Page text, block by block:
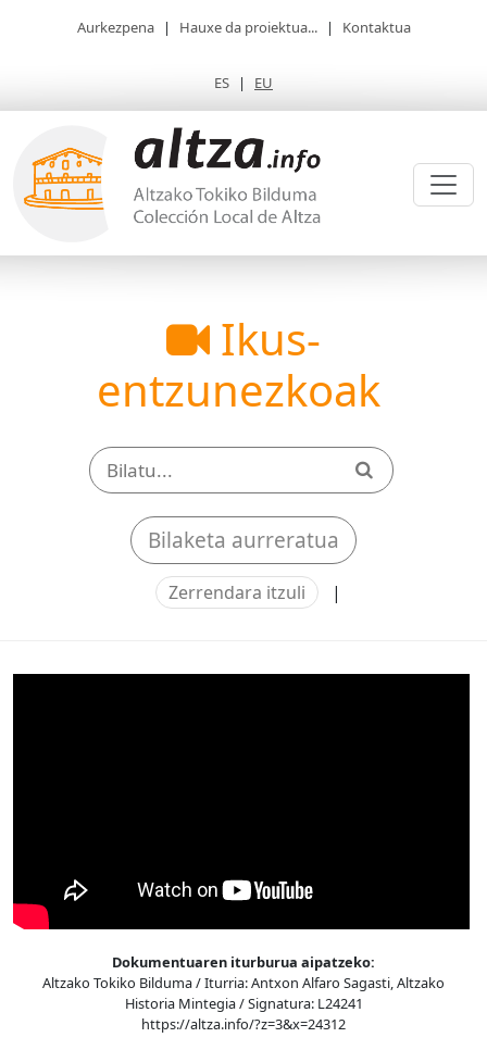
Aurkezpena | Hauxe da proiektua... | Kontaktua
ES | EU
Ikus-
entzunezkoak
Bilaketa aurreratua
Zerrendara itzuli |
Dokumentuaren iturburua aipatzeko:
Altzako Tokiko Bilduma / Iturria: Antxon Alfaro Sagasti, Altzako
Historia Mintegia / Signatura: L24241
https://altza.info/?z=3&x=24312